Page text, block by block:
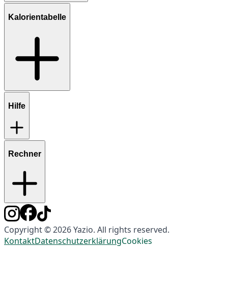
Kalorientabelle
Hilfe
Rechner
Copyright © 2026 Yazio. All rights reserved.
KontaktDatenschutzerklärungCookies